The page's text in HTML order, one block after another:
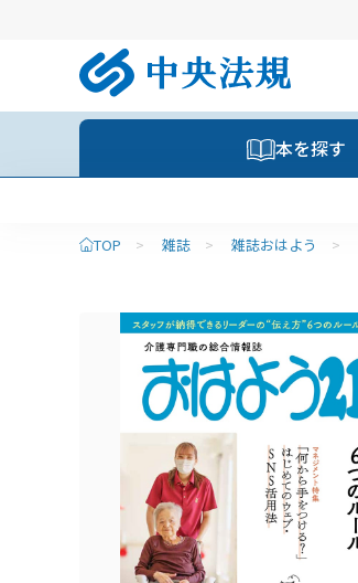
本を探す
TOP > 雑誌 > 雑誌おはよう >